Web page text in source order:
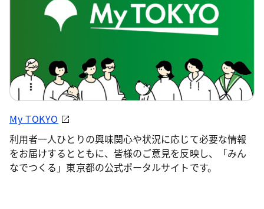
My TOKYO
利用者一人ひとりの興味関心や状況に応じて必要な情報
をお届けするとともに、皆様のご意見を反映し、「みん
なでつくる」東京都の公式ポータルサイトです。